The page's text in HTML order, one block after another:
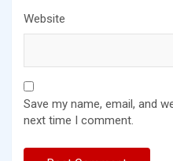
Website
Save my name, email, and
next time I comment.